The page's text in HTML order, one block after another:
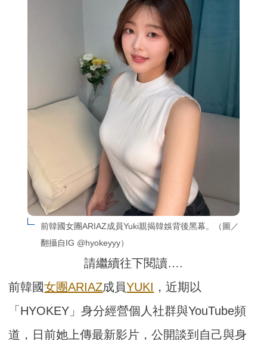
前韓國女團ARIAZ成員Yuki親揭韓娛背後黑幕。（圖／
翻攝自IG @hyokeyyy）
請繼續往下閱讀….
前韓國女團ARIAZ成員YUKI ，近期以
「HYOKEY」身分經營個人社群與YouTube頻
道，日前她上傳最新影片，公開談到自己與身